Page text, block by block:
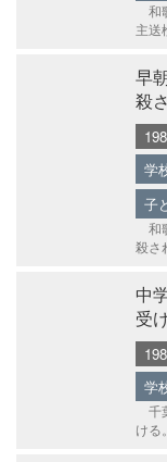
和
主送
早
殺
学
子
和
殺さ
中
受
学
千
ける。